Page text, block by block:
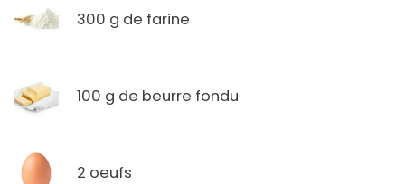
300 g de farine
100 g de beurre fondu
2 oeufs